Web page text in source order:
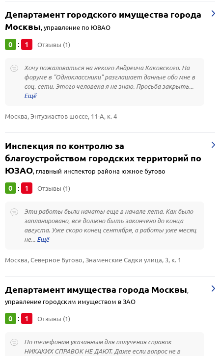
Департамент городского имущества города
Москвы,управление по ЮВАО
0 : 1 Отзывы (1)
Хочу пожаловаться на некого Андреича Каковского. На
форуме в "Одноклассники" разглашает данные обо мне в
соц. сети. Этого человека я не знаю. Просьба закрыть...
Москва, Энтузиастов шоссе, 11-А, к. 4
Инспекция по контролю за
благоустройством городских территорий по
ЮЗАО, главный инспектор района южное бутово
0 : 1 Отзывы (1)
Эти работы были начаты еще в начале лета. Как было
запланировано, все должно быть закончено до конца
августа. Уже скоро конец сентября, а работы уже месяц
не...
Москва, Северное Бутово, Знаменские Садки улица, 3, к. 1
Департамент имущества города Москвы,
управление городским имуществом в ЗАО
0 : 1 Отзывы (1)
По телефонам указанным для получения справок
НИКАКИХ СПРАВОК НЕ ДАЮТ. Даже если вопрос не в